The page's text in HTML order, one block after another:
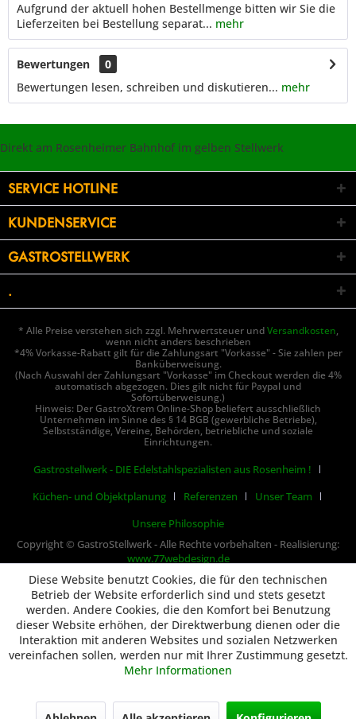
Aufgrund der aktuell hohen Bestellmenge bitten wir Sie die
Lieferzeiten bei Bestellung separat... mehr
Bewertungen
0
Bewertungen lesen, schreiben und diskutieren... mehr
Direkt am Rosenheimer Bahnhof im gelben Stellwerk
SERVICE HOTLINE
KUNDENSERVICE
GASTROSTELLWERK
.
* Alle Preise verstehen sich zzgl. Mehrwertsteuer undVersandkosten,
wenn nicht anders beschrieben
*4% Vorkasse-Rabatt gilt für die Zahlungsart "Vorkasse" - Sie zahlen per
Banküberweisung.
(Nach Auswahl der Zahlungsart "Vorkasse" im Checkout werden die 4%
automatisch abgezogen. Dies gilt nicht für Paypal und
Sofortüberweisung.)
Hinweis: Der GastroXtrem Online-Shop beliefert ausschließlich
Unternehmen im Sinne des § 14 BGB (gewerbliche Betriebe),
Selbstständige, Vereine, Behörden, betriebliche und soziale
Einrichtungen.
Gastrostellwerk - DIE Edelstahlspezialisten aus Rosenheim !
Küchen- und Objektplanung
Referenzen
Unser Team
Unsere Philosophie
Copyright © GastroStellwerk - Alle Rechte vorbehalten - Realisierung:
www.77webdesign.de
Diese Website benutzt Cookies, die für den technischen
Betrieb der Website erforderlich sind und stets gesetzt
werden. Andere Cookies, die den Komfort bei Benutzung
dieser Website erhöhen, der Direktwerbung dienen oder die
Interaktion mit anderen Websites und sozialen Netzwerken
vereinfachen sollen, werden nur mit Ihrer Zustimmung gesetzt.
Mehr Informationen